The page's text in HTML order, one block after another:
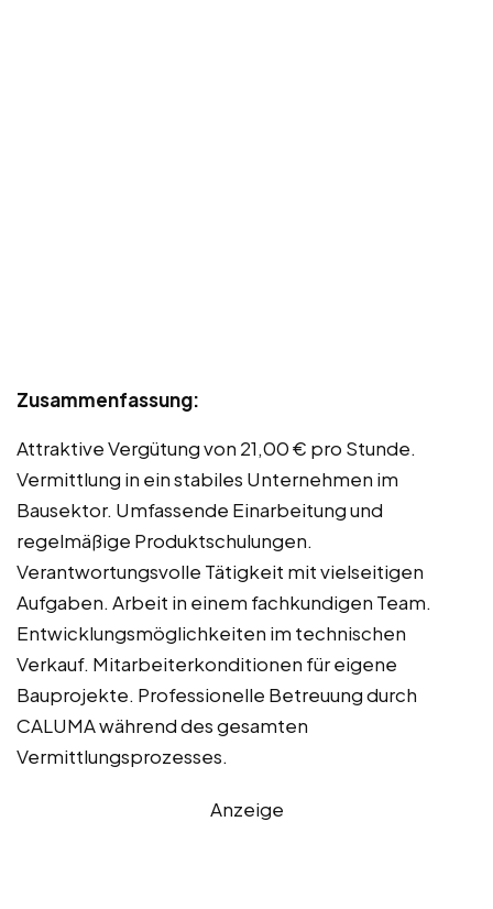
Zusammenfassung:
Attraktive Vergütung von 21,00 € pro Stunde.
Vermittlung in ein stabiles Unternehmen im
Bausektor. Umfassende Einarbeitung und
regelmäßige Produktschulungen.
Verantwortungsvolle Tätigkeit mit vielseitigen
Aufgaben. Arbeit in einem fachkundigen Team.
Entwicklungsmöglichkeiten im technischen
Verkauf. Mitarbeiterkonditionen für eigene
Bauprojekte. Professionelle Betreuung durch
CALUMA während des gesamten
Vermittlungsprozesses.
Anzeige